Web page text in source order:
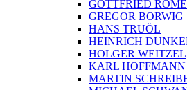
GOTTFRIED
GREGOR BORWIG
HANS TRUÖL
HEINRICH
HOLGER WEITZEL
KARL HOFFMANN
MARTIN